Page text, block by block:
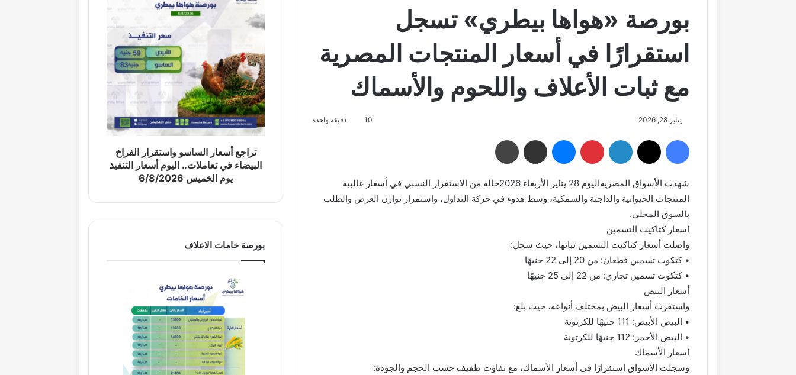
بورصة «هواها بيطري» تسجل
استقرارًا في أسعار المنتجات المصرية
مع ثبات الأعلاف واللحوم والأسماك
يناير 28, 2026 10 دقيقة واحدة
فيسبوك لينكدإن بينتيريست ماسنجر مشاركة عبر البريد
شهدت الأسواق المصريةاليوم 28 يناير الأربعاء 2026حالة من الاستقرار النسبي في أسعار غالبية
المنتجات الحيوانية والداجنة والسمكية، وسط هدوء في حركة التداول، واستمرار توازن العرض والطلب
بالسوق المحلي.
أسعار كتاكيت التسمين
واصلت أسعار كتاكيت التسمين ثباتها، حيث سجل:
• كتكوت تسمين قطعان: من 20 إلى 22 جنيهًا
• كتكوت تسمين تجاري: من 22 إلى 25 جنيهًا
أسعار البيض
واستقرت أسعار البيض بمختلف أنواعه، حيث بلغ:
• البيض الأبيض: 111 جنيهًا للكرتونة
• البيض الأحمر: 112 جنيهًا للكرتونة
أسعار الأسماك
وسجلت الأسواق استقرارًا في أسعار الأسماك، مع تفاوت طفيف حسب الحجم والجودة:
تراجع أسعار الساسو واستقرار الفراخ
البيضاء في تعاملات.. اليوم أسعار التنفيذ
يوم الخميس 6/8/2026
بورصة خامات الاعلاف